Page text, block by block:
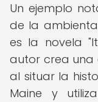
Un ejemplo
de la
es la novela
autor crea una
al situar la
Maine y